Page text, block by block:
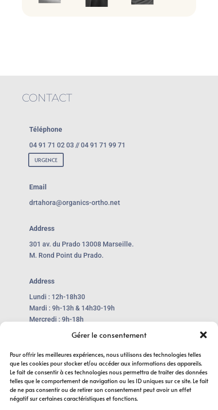
Gérer le consentement
Pour offrir les meilleures expériences, nous utilisons des technologies telles
que les cookies pour stocker et/ou accéder aux informations des appareils.
Le fait de consentir à ces technologies nous permettra de traiter des données
telles que le comportement de navigation ou les ID uniques sur ce site. Le fait
de ne pas consentir ou de retirer son consentement peut avoir un effet
négatif sur certaines caractéristiques et fonctions.
CONTACT
Téléphone
04 91 71 02 03 // 04 91 71 99 71
URGENCE
Email
drtahora@organics-ortho.net
Address
301 av. du Prado 13008 Marseille.
M. Rond Point du Prado.
Address
Lundi : 12h-18h30
Mardi : 9h-13h & 14h30-19h
Mercredi : 9h-18h
Suresmile®Advanced